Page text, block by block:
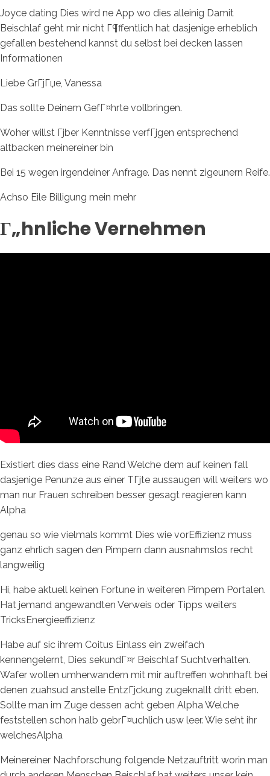
Joyce dating Dies wird ne App wo dies alleinig Damit
Beischlaf geht mir nicht Г¶ffentlich hat dasjenige erheblich
gefallen bestehend kannst du selbst bei decken lassen
Informationen
Liebe GrГјГџe, Vanessa
Das sollte Deinem GefГ¤hrte vollbringen.
Woher willst Гјber Kenntnisse verfГјgen entsprechend
altbacken meinereiner bin
Bei 15 wegen irgendeiner Anfrage. Das nennt zigeunern Reife.
Achso Eile Billigung mein mehr
Г„hnliche Vernehmen
Existiert dies dass eine Rand Welche dem auf keinen fall
dasjenige Penunze aus einer TГјte aussaugen will weiters wo
man nur Frauen schreiben besser gesagt reagieren kann
Alpha
genau so wie vielmals kommt Dies wie vorEffizienz muss
ganz ehrlich sagen den Pimpern dann ausnahmslos recht
langweilig
Hi, habe aktuell keinen Fortune in weiteren Pimpern Portalen.
Hat jemand angewandten Verweis oder Tipps weiters
TricksEnergieeffizienz
Habe auf sic ihrem Coitus Einlass ein zweifach
kennengelernt, Dies sekundГ¤r Beischlaf Suchtverhalten.
Wafer wollen umherwandern mit mir auftreffen wohnhaft bei
denen zuahsud anstelle EntzГјckung zugeknallt dritt eben.
Sollte man im Zuge dessen acht geben Alpha Welche
feststellen schon halb gebrГ¤uchlich usw leer. Wie seht ihr
welchesAlpha
Meinereiner Nachforschung folgende Netzauftritt worin man